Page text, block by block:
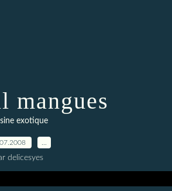
mangues
exotique
delicesyes